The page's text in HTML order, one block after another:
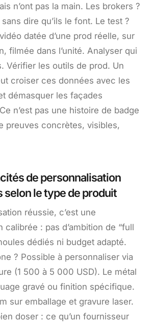
n’ont pas la main. Les brokers ?
dire qu’ils le font. Le test ?
datée d’une prod réelle, sur
filmée dans l’unité. Analyser qui
Vérifier les outils de prod. Un
croiser ces données avec les
démasquer les façades
n’est pas une histoire de badge
preuves concrètes, visibles,
de personnalisation
selon le type de produit
réussie, c’est une
calibrée : pas d’ambition de “full
dédiés ni budget adapté.
? Possible à personnaliser via
(1 500 à 5 000 USD). Le métal
gravé ou finition spécifique.
sur emballage et gravure laser.
doser : ce qu’un fournisseur